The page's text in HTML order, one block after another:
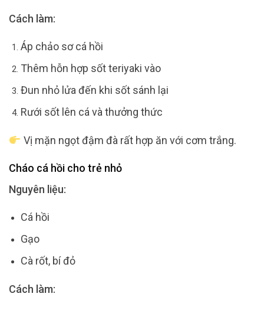
Cách làm:
Áp chảo sơ cá hồi
Thêm hỗn hợp sốt teriyaki vào
Đun nhỏ lửa đến khi sốt sánh lại
Rưới sốt lên cá và thưởng thức
Vị mặn ngọt đậm đà rất hợp ăn với cơm trắng.
Cháo cá hồi cho trẻ nhỏ
Nguyên liệu:
Cá hồi
Gạo
Cà rốt, bí đỏ
Cách làm: